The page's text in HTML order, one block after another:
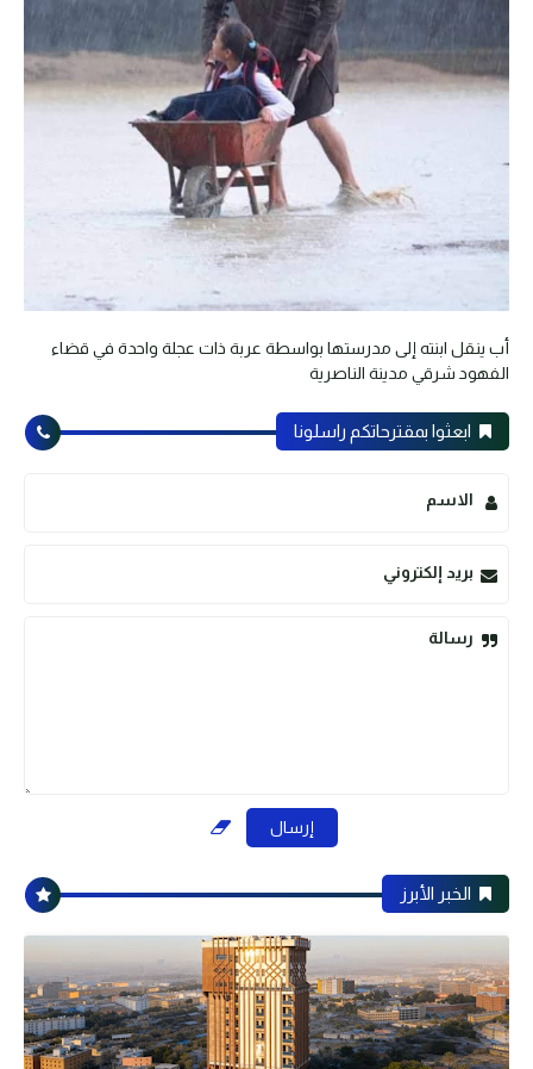
أب ينقل ابنته إلى مدرستها بواسطة عربة ذات عجلة واحدة في قضاء
الفهود شرقي مدينة الناصرية
ابعثوا بمقترحاتكم راسلونا
الاسم
بريد إلكتروني
رسالة
الخبر الأبرز